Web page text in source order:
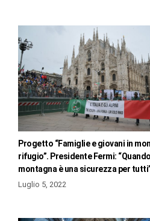
Progetto “Famiglie e giovani in
rifugio”. Presidente Fermi:
montagna è una sicurezza per
Luglio 5, 2022